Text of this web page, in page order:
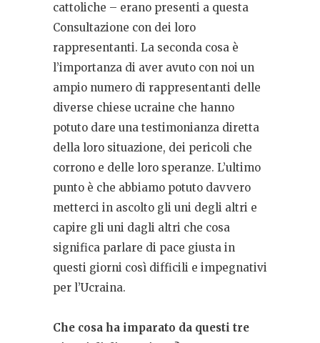
cattoliche – erano presenti a questa
Consultazione con dei loro
rappresentanti. La seconda cosa è
l’importanza di aver avuto con noi un
ampio numero di rappresentanti delle
diverse chiese ucraine che hanno
potuto dare una testimonianza diretta
della loro situazione, dei pericoli che
corrono e delle loro speranze. L’ultimo
punto è che abbiamo potuto davvero
metterci in ascolto gli uni degli altri e
capire gli uni dagli altri che cosa
significa parlare di pace giusta in
questi giorni così difficili e impegnativi
per l’Ucraina.
Che cosa ha imparato da questi tre